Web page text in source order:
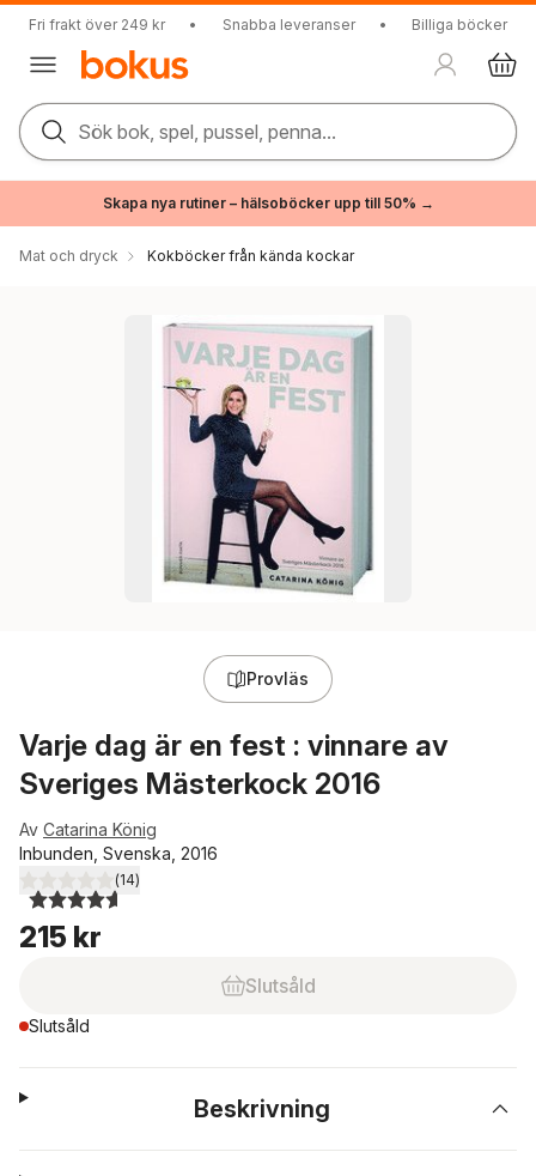
Fri frakt över 249 kr • Snabba leveranser • Billiga böcker
Sök bok, spel, pussel, penna...
Skapa nya rutiner – hälsoböcker upp till 50% →
Mat och dryck Kokböcker från kända kockar
Provläs
Varje dag är en fest : vinnare av
Sveriges Mästerkock 2016
Av Catarina König
Inbunden, Svenska, 2016
4,6utav 5 stjärnor. Totalt antal röster:
(14)
215 kr
Slutsåld
Slutsåld
Beskrivning